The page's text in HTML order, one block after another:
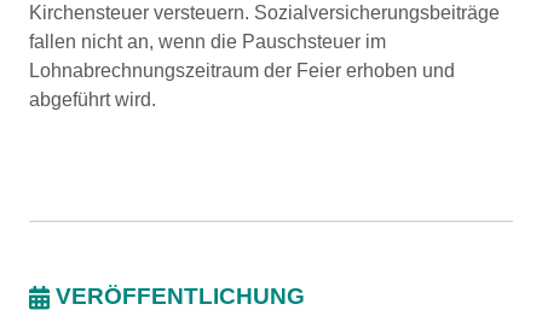
Kirchensteuer versteuern. Sozialversicherungsbeiträge
fallen nicht an, wenn die Pauschsteuer im
Lohnabrechnungszeitraum der Feier erhoben und
abgeführt wird.
VERÖFFENTLICHUNG